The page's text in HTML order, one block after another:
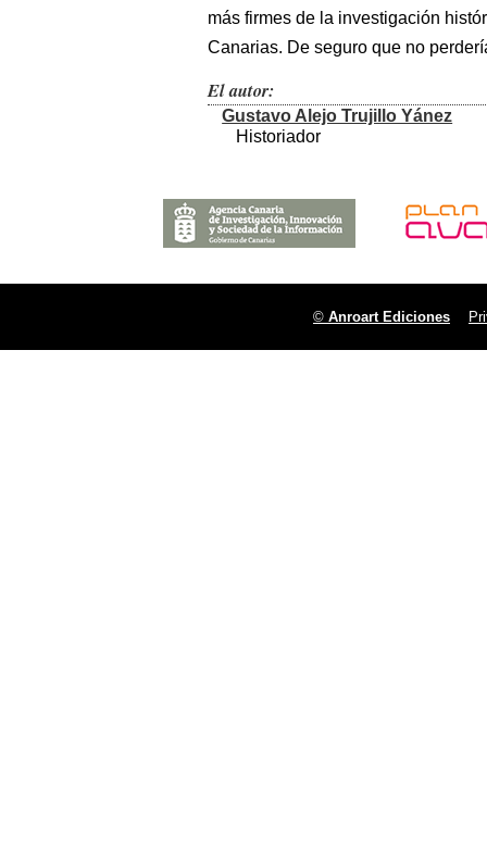
más firmes de la investigación
Canarias. De seguro que no
El autor:
Gustavo Alejo Trujillo Yánez
Historiador
© Anroart Ediciones